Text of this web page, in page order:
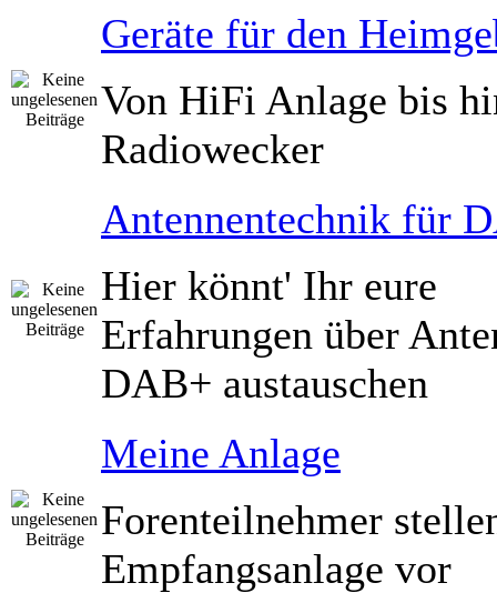
Geräte für den
Von HiFi Anlage bis
Radiowecker
Antennentechnik für
Hier könnt' Ihr eure
Erfahrungen über
DAB+ austauschen
Meine Anlage
Forenteilnehmer
Empfangsanlage vor